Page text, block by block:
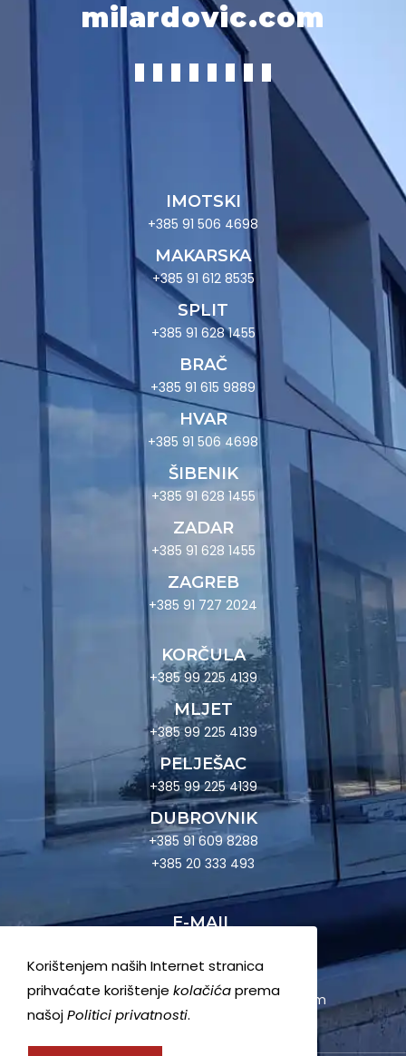
milardovic.com
IMOTSKI
+385 91 506 4698
MAKARSKA
+385 91 612 8535
SPLIT
+385 91 628 1455
BRAČ
+385 91 615 9889
HVAR
+385 91 506 4698
ŠIBENIK
+385 91 628 1455
ZADAR
+385 91 628 1455
ZAGREB
+385 91 727 2024
KORČULA
+385 99 225 4139
MLJET
+385 99 225 4139
PELJEŠAC
+385 99 225 4139
DUBROVNIK
+385 91 609 8288
+385 20 333 493
E-MAIL
E-RAČUN
milardovic.racunovodstvo@gmail.com
Korištenjem naših Internet stranica
prihvaćate korištenje kolačićaprema
našojPolitici privatnosti.